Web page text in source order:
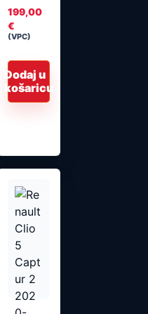
199,00
€
(VPC)
Dodaj u
košaricu